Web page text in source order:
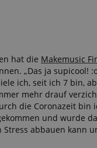
hat die Makemusic
„Das ja supicool!
ich, seit ich 7 bin,
mehr drauf
die Coronazeit bin
und wurde
abbauen kann